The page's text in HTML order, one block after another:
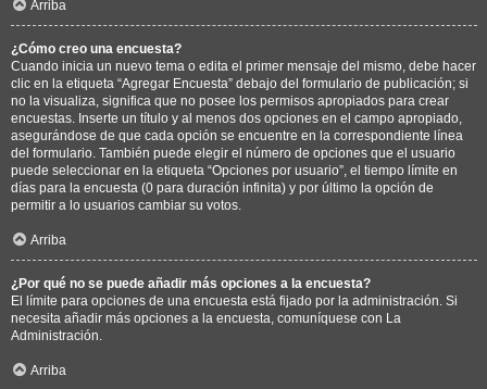
Arriba
¿Cómo creo una encuesta?
Cuando inicia un nuevo tema o edita el primer mensaje del mismo, debe hacer
clic en la etiqueta “Agregar Encuesta” debajo del formulario de publicación; si
no la visualiza, significa que no posee los permisos apropiados para crear
encuestas. Inserte un título y al menos dos opciones en el campo apropiado,
asegurándose de que cada opción se encuentre en la correspondiente línea
del formulario. También puede elegir el número de opciones que el usuario
puede seleccionar en la etiqueta “Opciones por usuario”, el tiempo límite en
días para la encuesta (0 para duración infinita) y por último la opción de
permitir a lo usuarios cambiar su votos.
Arriba
¿Por qué no se puede añadir más opciones a la encuesta?
El límite para opciones de una encuesta está fijado por la administración. Si
necesita añadir más opciones a la encuesta, comuníquese con La
Administración.
Arriba